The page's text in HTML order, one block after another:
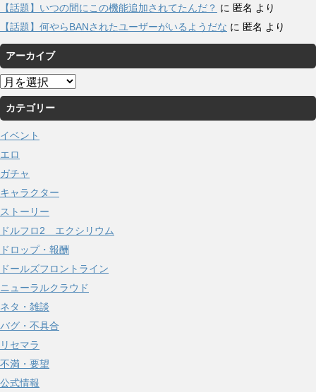
【話題】いつの間にこの機能追加されてたんだ？ に 匿名 より
【話題】何やらBANされたユーザーがいるようだな に 匿名 より
アーカイブ
ア
ー
カ
ブ
カテゴリー
イベント
エロ
ガチャ
キャラクター
ストーリー
ドルフロ2 エクシリウム
ドロップ・報酬
ドールズフロントライン
ニューラルクラウド
ネタ・雑談
バグ・不具合
リセマラ
不満・要望
公式情報